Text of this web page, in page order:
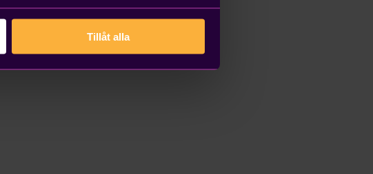
Tillåt alla